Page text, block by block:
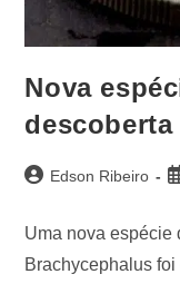
Nova
descoberta
Edson Ribeiro
Uma nova espécie
Brachycephalus